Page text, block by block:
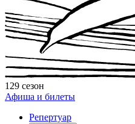
129 сезон
Афиша и билеты
Репертуар